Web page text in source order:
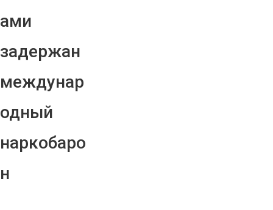
ами
задержан
междунар
одный
наркобаро
н